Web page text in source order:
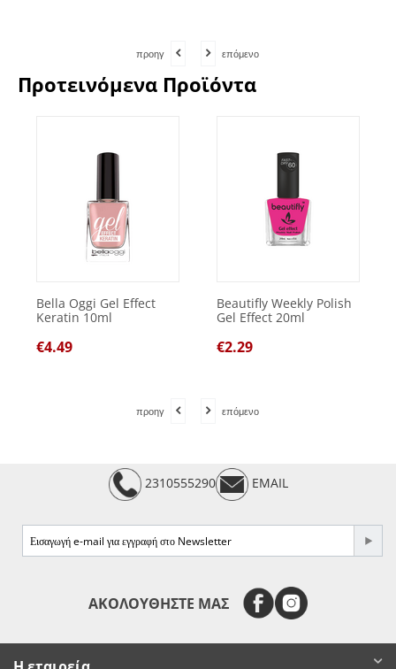
προηγ επόμενο
Προτεινόμενα Προϊόντα
Bella Oggi Gel Effect
Keratin 10ml
€4.49
Beautifly Weekly Polish
Gel Effect 20ml
€2.29
προηγ επόμενο
2310555290 EMAIL
ΑΚΟΛΟΥΘΗΣΤΕ ΜΑΣ